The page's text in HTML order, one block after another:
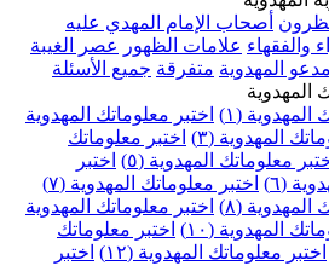
المهدي عليه
الظهور عصر الغيبة
متفرقة جميع الأسئلة
اختبر معلوماتك المهدوية
اختبر معلوماتك
(٥)
اختبر
المهدوية (٧)
اختبر معلوماتك المهدوية
اختبر معلوماتك
(١٢)
اختبر